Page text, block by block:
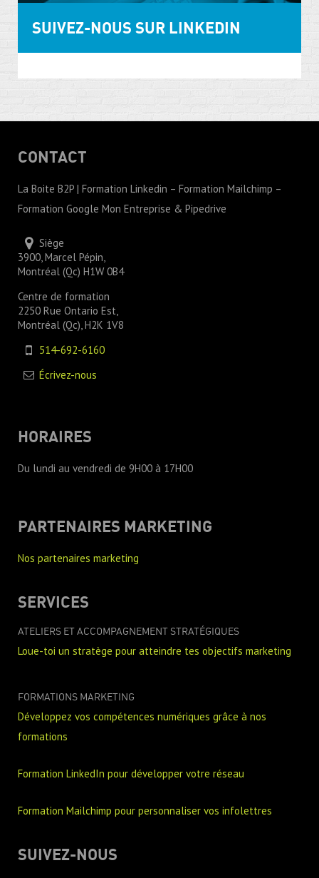
SUIVEZ-NOUS SUR LINKEDIN
CONTACT
La Boite B2P | Formation Linkedin – Formation Mailchimp –
Formation Google Mon Entreprise & Pipedrive
Siège
3900, Marcel Pépin,
Montréal (Qc) H1W 0B4
Centre de formation
2250 Rue Ontario Est,
Montréal (Qc), H2K 1V8
514-692-6160
Écrivez-nous
HORAIRES
Du lundi au vendredi de 9H00 à 17H00
PARTENAIRES MARKETING
Nos partenaires marketing
SERVICES
ATELIERS ET ACCOMPAGNEMENT STRATÉGIQUES
Loue-toi un stratège pour atteindre tes objectifs marketing
FORMATIONS MARKETING
Développez vos compétences numériques grâce à nos
formations
Formation LinkedIn pour développer votre réseau
Formation Mailchimp pour personnaliser vos infolettres
SUIVEZ-NOUS